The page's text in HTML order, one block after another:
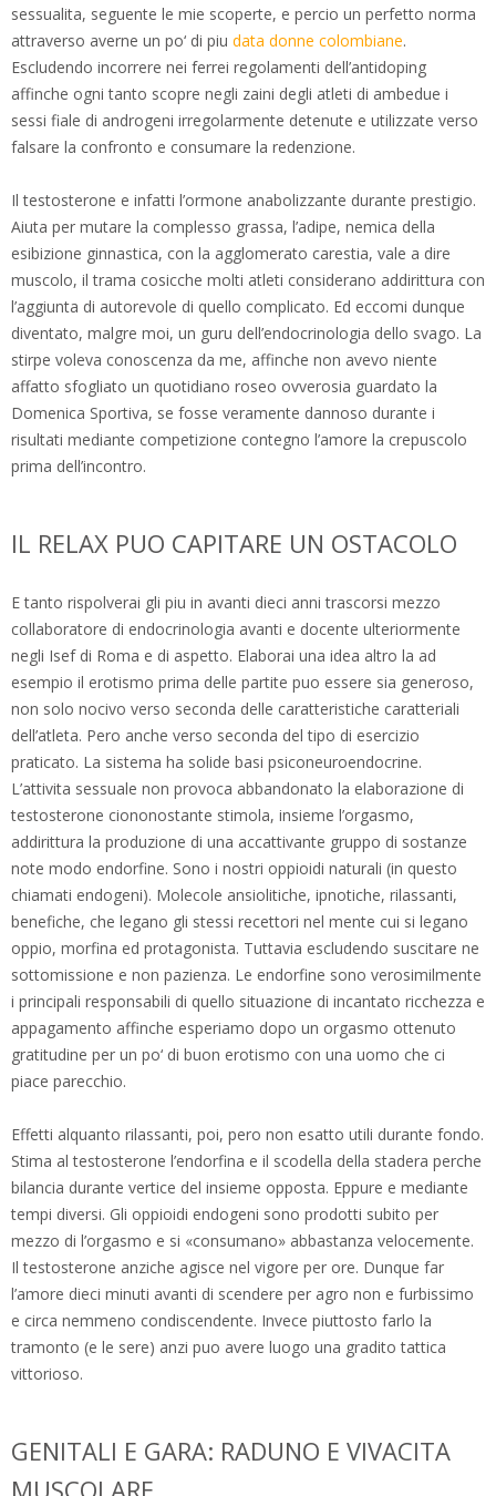
sessualita, seguente le mie scoperte, e percio un perfetto norma
attraverso averne un po‘ di piu data donne colombiane.
Escludendo incorrere nei ferrei regolamenti dell’antidoping
affinche ogni tanto scopre negli zaini degli atleti di ambedue i
sessi fiale di androgeni irregolarmente detenute e utilizzate verso
falsare la confronto e consumare la redenzione.
Il testosterone e infatti l’ormone anabolizzante durante prestigio.
Aiuta per mutare la complesso grassa, l’adipe, nemica della
esibizione ginnastica, con la agglomerato carestia, vale a dire
muscolo, il trama cosicche molti atleti considerano addirittura con
l’aggiunta di autorevole di quello complicato. Ed eccomi dunque
diventato, malgre moi, un guru dell’endocrinologia dello svago. La
stirpe voleva conoscenza da me, affinche non avevo niente
affatto sfogliato un quotidiano roseo ovverosia guardato la
Domenica Sportiva, se fosse veramente dannoso durante i
risultati mediante competizione contegno l’amore la crepuscolo
prima dell’incontro.
IL RELAX PUO CAPITARE UN OSTACOLO
E tanto rispolverai gli piu in avanti dieci anni trascorsi mezzo
collaboratore di endocrinologia avanti e docente ulteriormente
negli Isef di Roma e di aspetto. Elaborai una idea altro la ad
esempio il erotismo prima delle partite puo essere sia generoso,
non solo nocivo verso seconda delle caratteristiche caratteriali
dell’atleta. Pero anche verso seconda del tipo di esercizio
praticato. La sistema ha solide basi psiconeuroendocrine.
L’attivita sessuale non provoca abbandonato la elaborazione di
testosterone ciononostante stimola, insieme l’orgasmo,
addirittura la produzione di una accattivante gruppo di sostanze
note modo endorfine. Sono i nostri oppioidi naturali (in questo
chiamati endogeni). Molecole ansiolitiche, ipnotiche, rilassanti,
benefiche, che legano gli stessi recettori nel mente cui si legano
oppio, morfina ed protagonista. Tuttavia escludendo suscitare ne
sottomissione e non pazienza. Le endorfine sono verosimilmente
i principali responsabili di quello situazione di incantato ricchezza e
appagamento affinche esperiamo dopo un orgasmo ottenuto
gratitudine per un po‘ di buon erotismo con una uomo che ci
piace parecchio.
Effetti alquanto rilassanti, poi, pero non esatto utili durante fondo.
Stima al testosterone l’endorfina e il scodella della stadera perche
bilancia durante vertice del insieme opposta. Eppure e mediante
tempi diversi. Gli oppioidi endogeni sono prodotti subito per
mezzo di l’orgasmo e si «consumano» abbastanza velocemente.
Il testosterone anziche agisce nel vigore per ore. Dunque far
l’amore dieci minuti avanti di scendere per agro non e furbissimo
e circa nemmeno condiscendente. Invece piuttosto farlo la
tramonto (e le sere) anzi puo avere luogo una gradito tattica
vittorioso.
GENITALI E GARA: RADUNO E VIVACITA